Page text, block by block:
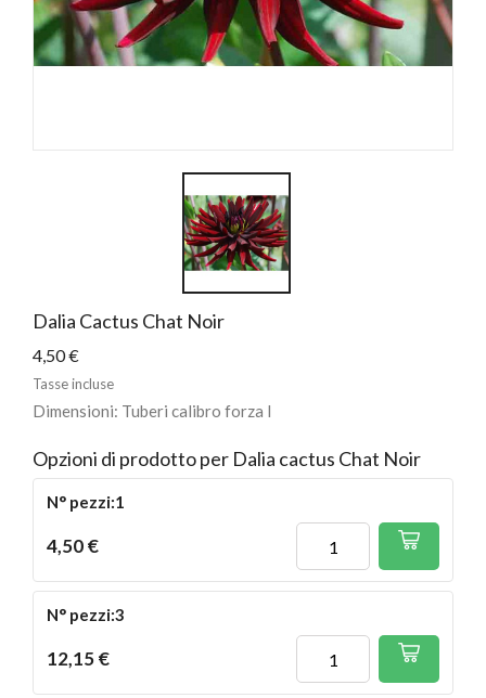
Dalia Cactus Chat Noir
4,50 €
Tasse incluse
Dimensioni: Tuberi calibro forza I
Opzioni di prodotto per Dalia cactus Chat Noir
N° pezzi:1
4,50 €
N° pezzi:3
12,15 €